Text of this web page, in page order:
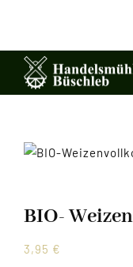
springen
Mühlenladen
BIO-
3,95 €